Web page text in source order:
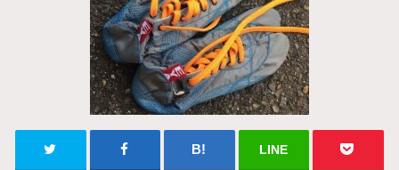
LINE